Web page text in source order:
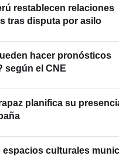
restablecen relaciones
tras disputa por asilo
hacer pronósticos
según el CNE
planifica su
espacios culturales